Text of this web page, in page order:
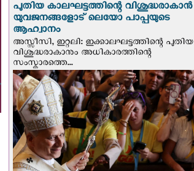
പുതിയ കാലഘട്ടത്തിന്റെ വിശുദ്ധരാകാന്‍
യുവജനങ്ങളോട് ലെയോ പാപ്പയുടെ
ആഹ്വാനം
അസ്സീസി, ഇറ്റലി: ഇക്കാലഘട്ടത്തിന്റെ പുതിയ
വിശുദ്ധരാകാനും അധികാരത്തിന്റെ
സംസ്കാരത്തെ...